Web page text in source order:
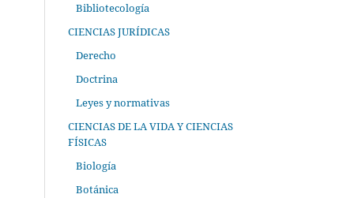
Bibliotecología
CIENCIAS JURÍDICAS
Derecho
Doctrina
Leyes y normativas
CIENCIAS DE LA VIDA Y CIENCIAS
FÍSICAS
Biología
Botánica